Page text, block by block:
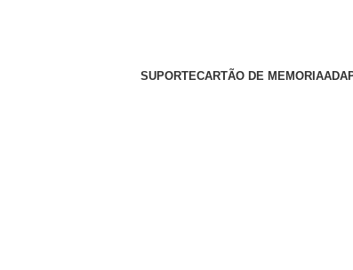
SUPORTECARTÃO DE MEMORIA